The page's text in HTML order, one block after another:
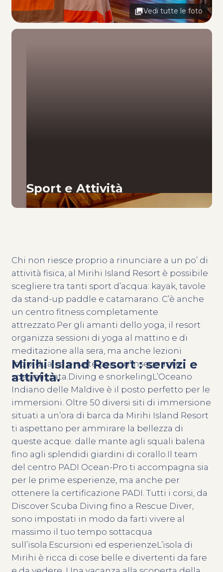
Vedi tutte le foto
Sport e Attività
Mirihi Island Resort : servizi e
attività.
Chi non riesce proprio a rinunciare a un po’ di
attività fisica, al Mirihi Island Resort è possibile
scegliere tra tanti sport d’acqua: kayak, tavole
da stand-up paddle e catamarano. C’è anche
un centro fitness completamente
attrezzato.Per gli amanti dello yoga, il resort
organizza sessioni di yoga al mattino e di
meditazione alla sera, ma anche lezioni
individuali e private con un’insegnante
specializzata.Diving e snorkelingL’Oceano
Indiano delle Maldive è il posto perfetto per le
immersioni. Oltre 50 diversi siti di immersione
situati a un’ora di barca da Mirihi Island Resort
ti aspettano per ammirare la bellezza di
queste acque: dalle mante agli squali balena
fino agli splendidi giardini di corallo.Il team
del centro PADI Ocean-Pro ti accompagna sia
per le prime esperienze, ma anche per
ottenere la certificazione PADI. Tutti i corsi, da
Discover Scuba Diving fino a Rescue Diver,
sono impostati in modo da farti vivere al
massimo il tuo tempo sottacqua
sull’isola.Escursioni ed esperienzeL’isola di
Mirihi è ricca di cose belle e divertenti da fare